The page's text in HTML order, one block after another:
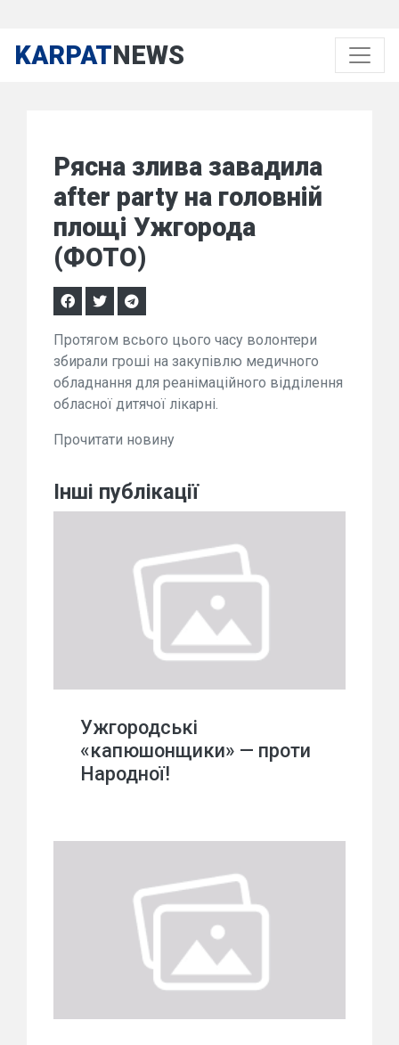
KARPATNEWS
Рясна злива завадила
after party на головній
площі Ужгорода
(ФОТО)
Протягом всього цього часу волонтери
збирали гроші на закупівлю медичного
обладнання для реанімаційного відділення
обласної дитячої лікарні.
Прочитати новину
Інші публікації
Ужгородські
«капюшонщики» — проти
Народної!